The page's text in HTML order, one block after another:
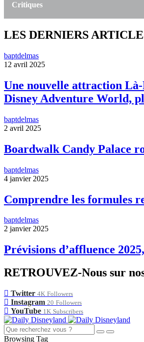
Critiques
LES DERNIERS
baptdelmas
12 avril 2025
Une nouvelle attraction
Disney Adventure World,
baptdelmas
2 avril 2025
Boardwalk Candy Palace
baptdelmas
4 janvier 2025
Comprendre les formules
baptdelmas
2 janvier 2025
Prévisions d’affluence
RETROUVEZ-Nous sur
Twitter 4K Followers
Instagram 20 Followers
YouTube 1K Subscribers
Browsing Tag